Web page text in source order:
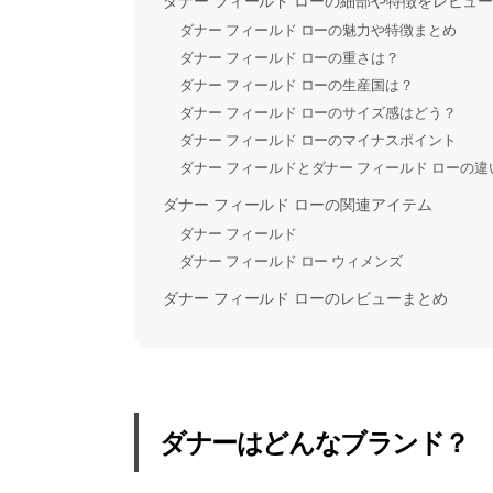
ダナー フィールド ローの魅力や特徴まとめ
ダナー フィールド ローの重さは？
ダナー フィールド ローの生産国は？
ダナー フィールド ローのサイズ感はどう？
ダナー フィールド ローのマイナスポイント
ダナー フィールドとダナー フィールド ローの違
ダナー フィールド ローの関連アイテム
ダナー フィールド
ダナー フィールド ロー ウィメンズ
ダナー フィールド ローのレビューまとめ
ダナーはどんなブランド？